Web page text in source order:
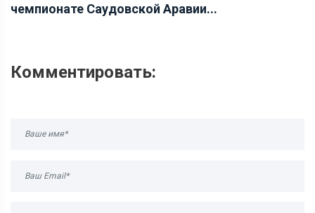
чемпионате Саудовской Аравии...
Комментировать: